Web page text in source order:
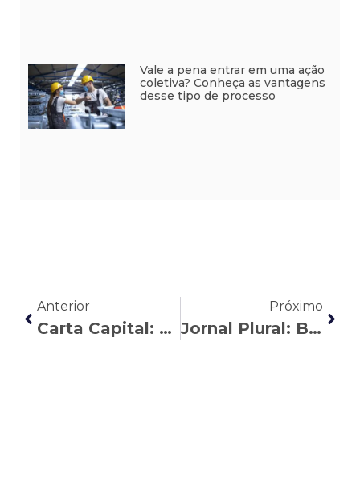
Vale a pena entrar em uma ação
coletiva? Conheça as vantagens
desse tipo de processo
Anterior
Carta Capital: Em artigo, Rubens Bordinhão critica a minirreforma trabalhista (MP 1045/21)
Próximo
Jornal Plural: Beatriz Mascarenhas analisa o contexto histórico do trabalho doméstico no Brasil